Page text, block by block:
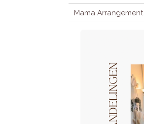
Mama Arrangement